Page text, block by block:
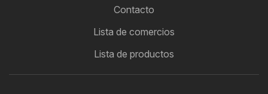
Contacto
Lista de comercios
Lista de productos